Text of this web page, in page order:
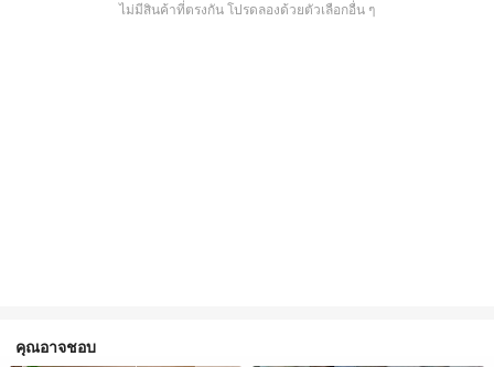
ไม่มีสินค้าที่ตรงกัน โปรดลองด้วยตัวเลือกอื่น ๆ
คุณอาจชอบ